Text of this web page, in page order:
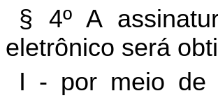
§ 4º A
eletrônico será
I - por meio de